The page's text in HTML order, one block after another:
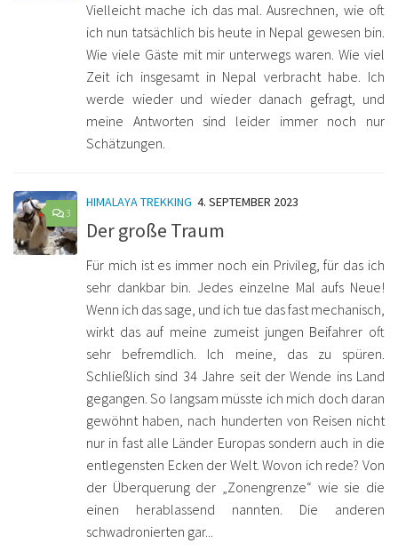
Vielleicht mache ich das mal. Ausrechnen, wie oft
ich nun tatsächlich bis heute in Nepal gewesen bin.
Wie viele Gäste mit mir unterwegs waren. Wie viel
Zeit ich insgesamt in Nepal verbracht habe. Ich
werde wieder und wieder danach gefragt, und
meine Antworten sind leider immer noch nur
Schätzungen.
3
HIMALAYA TREKKING 4. SEPTEMBER 2023
Der große Traum
Für mich ist es immer noch ein Privileg, für das ich
sehr dankbar bin. Jedes einzelne Mal aufs Neue!
Wenn ich das sage, und ich tue das fast mechanisch,
wirkt das auf meine zumeist jungen Beifahrer oft
sehr befremdlich. Ich meine, das zu spüren.
Schließlich sind 34 Jahre seit der Wende ins Land
gegangen. So langsam müsste ich mich doch daran
gewöhnt haben, nach hunderten von Reisen nicht
nur in fast alle Länder Europas sondern auch in die
entlegensten Ecken der Welt. Wovon ich rede? Von
der Überquerung der „Zonengrenze“ wie sie die
einen herablassend nannten. Die anderen
schwadronierten gar...